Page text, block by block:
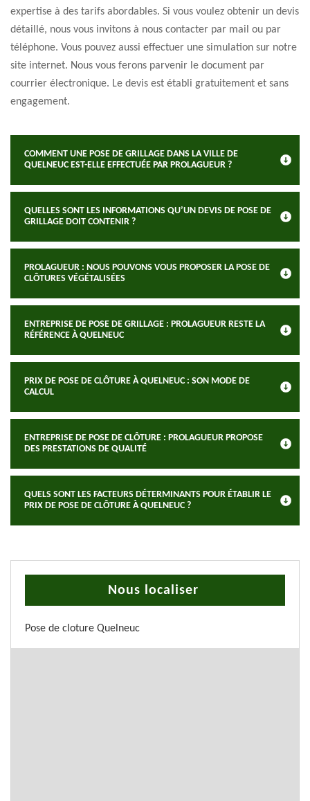
expertise à des tarifs abordables. Si vous voulez obtenir un devis
détaillé, nous vous invitons à nous contacter par mail ou par
téléphone. Vous pouvez aussi effectuer une simulation sur notre
site internet. Nous vous ferons parvenir le document par
courrier électronique. Le devis est établi gratuitement et sans
engagement.
COMMENT UNE POSE DE GRILLAGE DANS LA VILLE DE
QUELNEUC EST-ELLE EFFECTUÉE PAR PROLAGUEUR ?
QUELLES SONT LES INFORMATIONS QU’UN DEVIS DE POSE DE
GRILLAGE DOIT CONTENIR ?
PROLAGUEUR : NOUS POUVONS VOUS PROPOSER LA POSE DE
CLÔTURES VÉGÉTALISÉES
ENTREPRISE DE POSE DE GRILLAGE : PROLAGUEUR RESTE LA
RÉFÉRENCE À QUELNEUC
PRIX DE POSE DE CLÔTURE À QUELNEUC : SON MODE DE
CALCUL
ENTREPRISE DE POSE DE CLÔTURE : PROLAGUEUR PROPOSE
DES PRESTATIONS DE QUALITÉ
QUELS SONT LES FACTEURS DÉTERMINANTS POUR ÉTABLIR LE
PRIX DE POSE DE CLÔTURE À QUELNEUC ?
Nous localiser
Pose de cloture Quelneuc